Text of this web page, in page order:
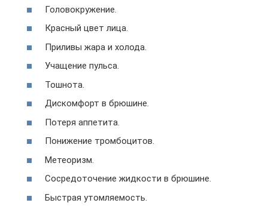
Головокружение.
Красный цвет лица.
Приливы жара и холода.
Учащение пульса.
Тошнота.
Дискомфорт в брюшине.
Потеря аппетита.
Понижение тромбоцитов.
Метеоризм.
Сосредоточение жидкости в брюшине.
Быстрая утомляемость.